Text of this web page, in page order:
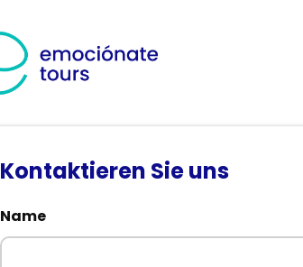
Kontaktieren Sie uns
Name